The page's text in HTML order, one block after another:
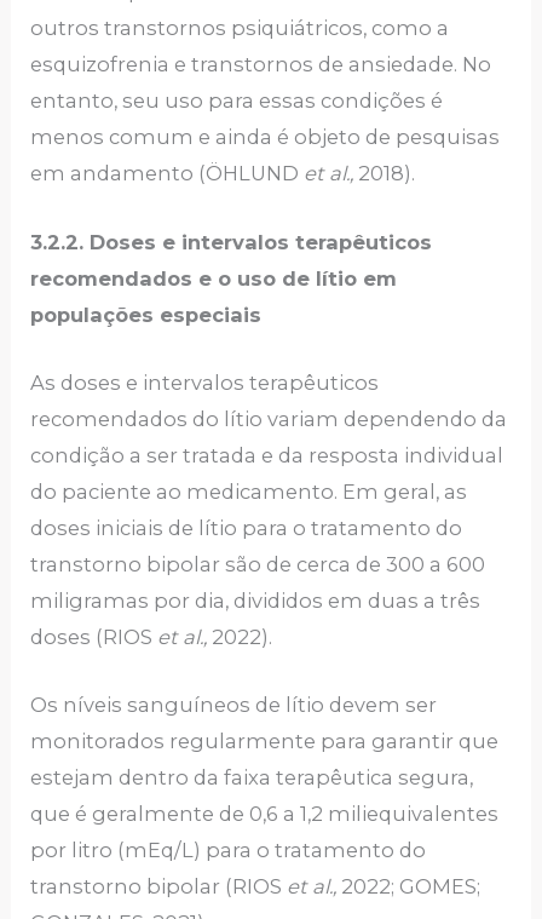
outros transtornos psiquiátricos, como a
esquizofrenia e transtornos de ansiedade. No
entanto, seu uso para essas condições é
menos comum e ainda é objeto de pesquisas
em andamento (ÖHLUND et al., 2018).
3.2.2. Doses e intervalos terapêuticos
recomendados e o uso de lítio em
populações especiais
As doses e intervalos terapêuticos
recomendados do lítio variam dependendo da
condição a ser tratada e da resposta individual
do paciente ao medicamento. Em geral, as
doses iniciais de lítio para o tratamento do
transtorno bipolar são de cerca de 300 a 600
miligramas por dia, divididos em duas a três
doses (RIOS et al., 2022).
Os níveis sanguíneos de lítio devem ser
monitorados regularmente para garantir que
estejam dentro da faixa terapêutica segura,
que é geralmente de 0,6 a 1,2 miliequivalentes
por litro (mEq/L) para o tratamento do
transtorno bipolar (RIOS et al., 2022; GOMES;